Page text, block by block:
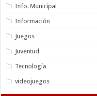
Info. Municipal
Información
Juegos
Juventud
Tecnología
videojuegos